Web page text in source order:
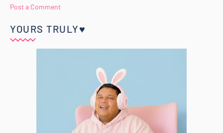
Post a Comment
YOURS TRULY♥